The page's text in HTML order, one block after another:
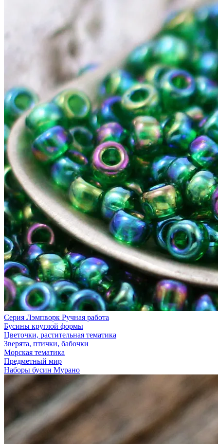
Серия Лэмпворк Ручная работа
Бусины круглой формы
Цветочки, растительная тематика
Зверята, птички, бабочки
Морская тематика
Предметный мир
Наборы бусин Мурано